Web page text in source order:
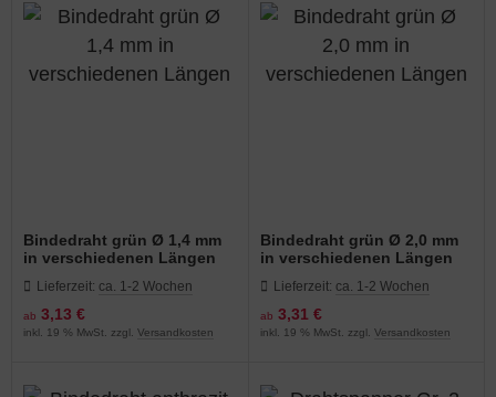
Bindedraht grün Ø 1,4 mm
in verschiedenen Längen
Lieferzeit: ca. 1-2 Wochen
ab 3,13 €
inkl. 19 % MwSt. zzgl. Versandkosten
Bindedraht grün Ø 2,0 mm
in verschiedenen Längen
Lieferzeit: ca. 1-2 Wochen
ab 3,31 €
inkl. 19 % MwSt. zzgl. Versandkosten